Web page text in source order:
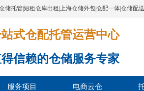
储托管|短租仓库出租|上海仓储外包|仓配一体|仓储配
式仓配托管运营中心​​​​​​​​​​​​​​​​​
信赖的仓储服务专家
服务项目 电商云仓